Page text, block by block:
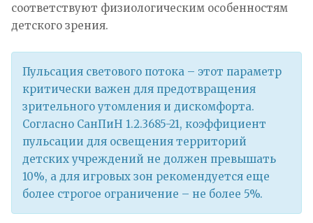
соответствуют физиологическим особенностям
детского зрения.
Пульсация светового потока – этот параметр
критически важен для предотвращения
зрительного утомления и дискомфорта.
Согласно СанПиН 1.2.3685-21, коэффициент
пульсации для освещения территорий
детских учреждений не должен превышать
10%, а для игровых зон рекомендуется еще
более строгое ограничение – не более 5%.